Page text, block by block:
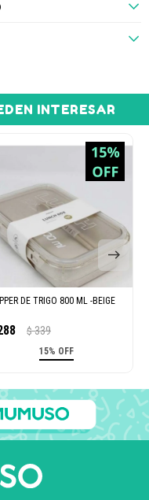
INTERESAR
DE TRIGO 800 ML -BEIGE
$ 339
15% OFF